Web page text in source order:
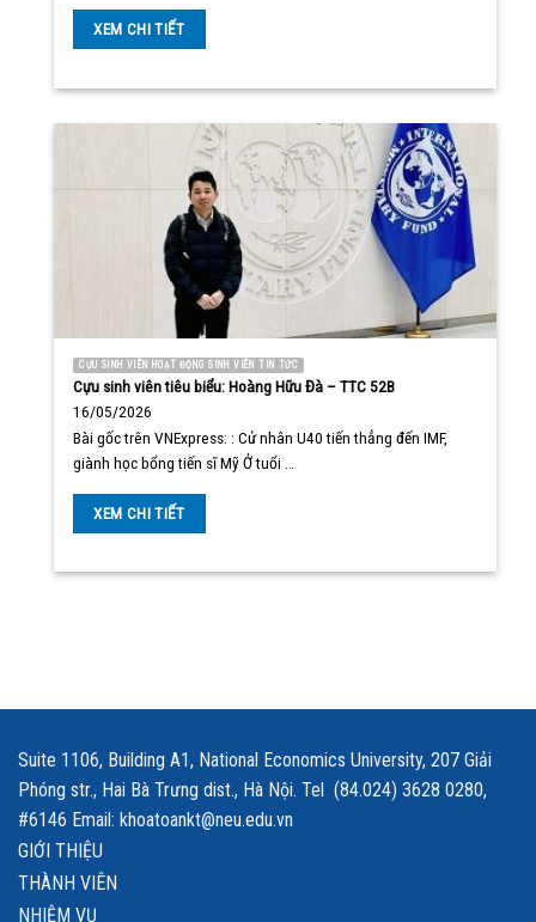
XEM CHI TIẾT
CỰU SINH VIÊN HOẠT ĐỘNG SINH VIÊN TIN TỨC
Cựu sinh viên tiêu biểu: Hoàng Hữu Đà – TTC 52B
16/05/2026
Bài gốc trên VNExpress: : Cử nhân U40 tiến thẳng đến IMF,
giành học bổng tiến sĩ Mỹ Ở tuổi …
XEM CHI TIẾT
Suite 1106, Building A1, National Economics University, 207 Giải
Phóng str., Hai Bà Trưng dist., Hà Nội. Tel (84.024) 3628 0280,
#6146 Email: khoatoankt@neu.edu.vn
GIỚI THIỆU
THÀNH VIÊN
NHIỆM VỤ